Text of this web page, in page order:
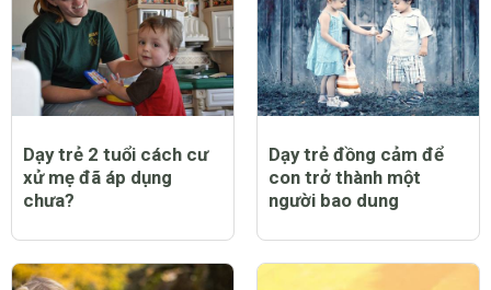
Dạy trẻ 2 tuổi cách cư
xử mẹ đã áp dụng
chưa?
Dạy trẻ đồng cảm để
con trở thành một
người bao dung